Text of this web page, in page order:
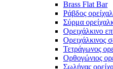
Brass Flat Bar
Ράβδος
Σύρμα
Ορειχάλκινο
Ορειχάλκινος
Τετράγωνος
Ορθογώνιος
Σωλήνας